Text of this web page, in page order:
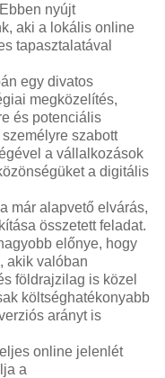
nyújt
aki a lokális online
tapasztalatával
egy divatos
megközelítés,
és potenciális
szabott
a vállalkozások
a digitális
már alapvető elvárás,
összetett feladat.
előnye, hogy
akik valóban
földrajzilag is közel
költséghatékonyabb
arányt is
online jelenlét
a